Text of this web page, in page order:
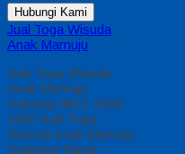
Hubungi Kami
Jual Toga Wisuda
Anak Mamuju
Jual Toga Wisuda
Anak Mamuju
Hubungi 0812-2282-
1060 Jual Toga
Wisuda Anak Mamuju
Sulawesi Barat –